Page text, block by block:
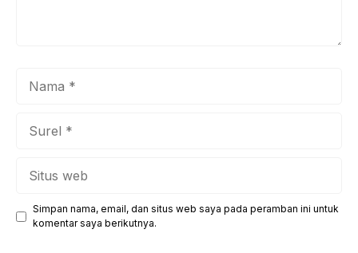
Simpan nama, email, dan situs web saya pada peramban ini untuk
komentar saya berikutnya.